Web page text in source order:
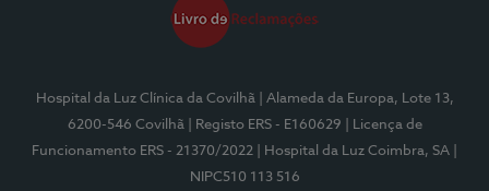
Hospital da Luz Clínica da Covilhã
| Alameda da Europa, Lote 13,
6200-546 Covilhã
| Registo ERS - E160629
| Licença de
Funcionamento ERS - 21370/2022
| Hospital da Luz Coimbra, SA
NIPC510 113 516